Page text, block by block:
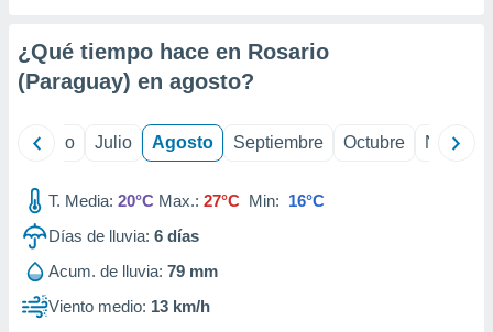
e
mediante
publicidad
publicidad
de
1199
¿Qué tiempo hace en Rosario
(Paraguay) en agosto?
Junio Julio Agosto Septiembre Octubre
T. Media: 20°C Max.: 27°C Min: 16°C
Días de lluvia: 6 días
Acum. de lluvia: 79 mm
Viento medio: 13 km/h